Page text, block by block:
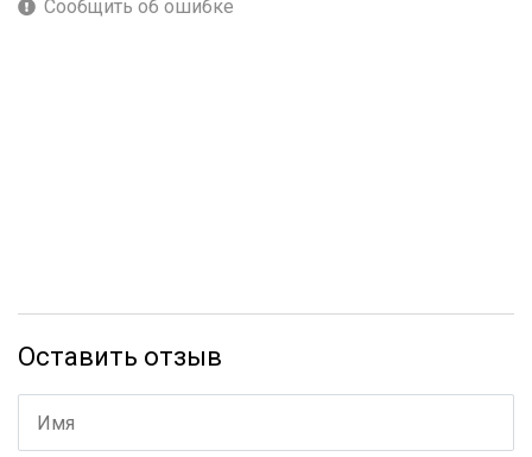
Сообщить об ошибке
Оставить отзыв